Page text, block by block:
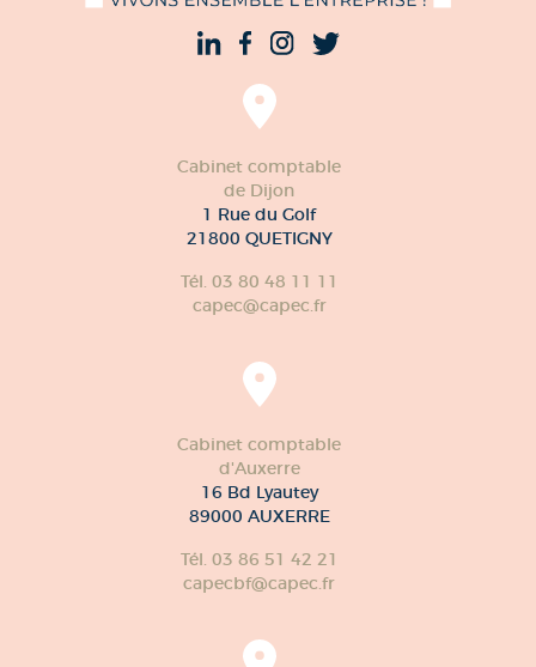
Cabinet comptable
de Dijon
1 Rue du Golf
21800 QUETIGNY
Tél. 03 80 48 11 11
capec@capec.fr
Cabinet comptable
d'Auxerre
16 Bd Lyautey
89000 AUXERRE
Tél. 03 86 51 42 21
capecbf@capec.fr